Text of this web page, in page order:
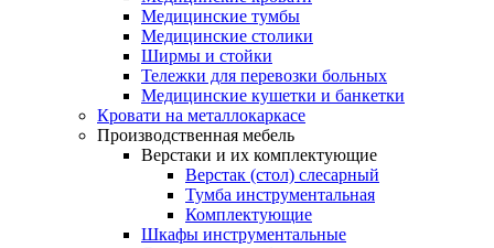
Медицинские тумбы
Медицинские столики
Ширмы и стойки
Тележки для перевозки больных
Медицинские кушетки и банкетки
Кровати на металлокаркасе
Производственная мебель
Верстаки и их комплектующие
Верстак (стол) слесарный
Тумба инструментальная
Комплектующие
Шкафы инструментальные